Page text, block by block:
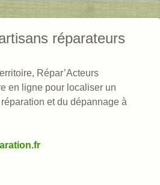
réparateurs
Répar’Acteurs
en ligne pour localiser un
et du dépannage à